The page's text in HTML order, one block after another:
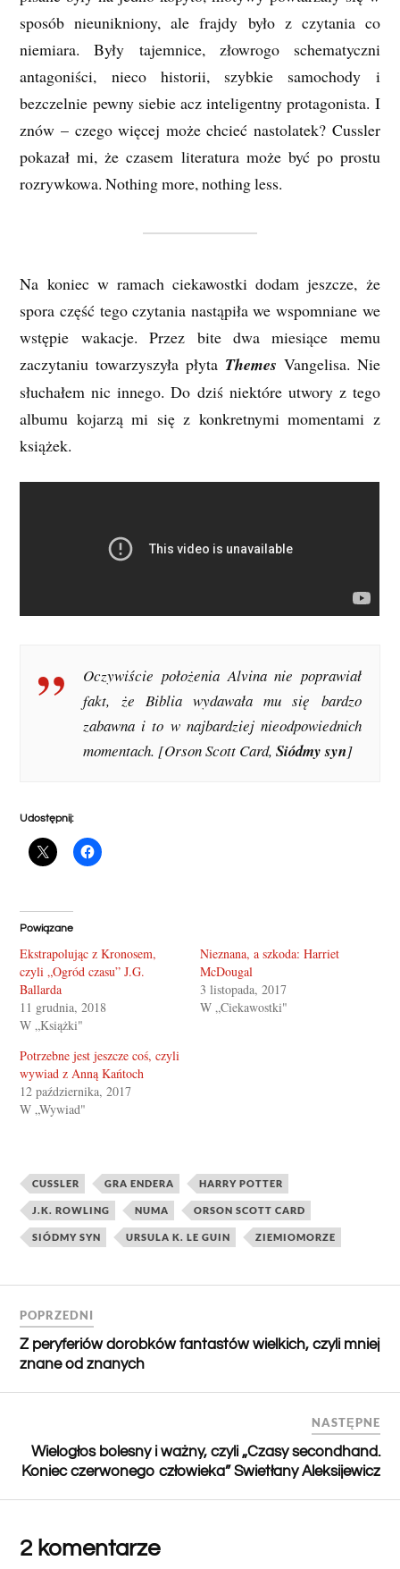
sposób nieunikniony, ale frajdy było z czytania co
niemiara. Były tajemnice, złowrogo schematyczni
antagoniści, nieco historii, szybkie samochody i
bezczelnie pewny siebie acz inteligentny protagonista. I
znów – czego więcej może chcieć nastolatek? Cussler
pokazał mi, że czasem literatura może być po prostu
rozrywkowa. Nothing more, nothing less.
Na koniec w ramach ciekawostki dodam jeszcze, że
spora część tego czytania nastąpiła we wspomniane we
wstępie wakacje. Przez bite dwa miesiące memu
zaczytaniu towarzyszyła płyta Themes Vangelisa. Nie
słuchałem nic innego. Do dziś niektóre utwory z tego
albumu kojarzą mi się z konkretnymi momentami z
książek.
Oczywiście położenia Alvina nie poprawiał
fakt, że Bibliawydawała mu się bardzo
zabawna i to w najbardziej nieodpowiednich
momentach. [Orson Scott Card,Siódmy syn]
Udostępnij:
Powiązane
Ekstrapolując z Kronosem,
czyli „Ogród czasu” J.G.
Ballarda
11 grudnia, 2018
W „Książki"
Nieznana, a szkoda: Harriet
McDougal
3 listopada, 2017
W „Ciekawostki"
Potrzebne jest jeszcze coś, czyli
wywiad z Anną Kańtoch
12 października, 2017
W „Wywiad"
CUSSLER GRA ENDERA HARRY POTTER
J.K. ROWLING NUMA ORSON SCOTT CARD
SIÓDMY SYN URSULA K. LE GUIN ZIEMIOMORZE
POPRZEDNI
Z peryferiów dorobków fantastów wielkich, czyli mniej
znane od znanych
NASTĘPNE
Wielogłos bolesny i ważny, czyli „Czasy secondhand.
Koniec czerwonego człowieka” Swietłany Aleksijewicz
2 komentarze